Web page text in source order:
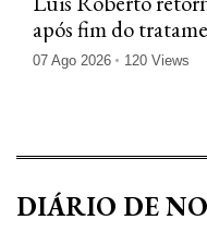
após fim do
07 Ago 2026 120 Views
DIÁRIO DE